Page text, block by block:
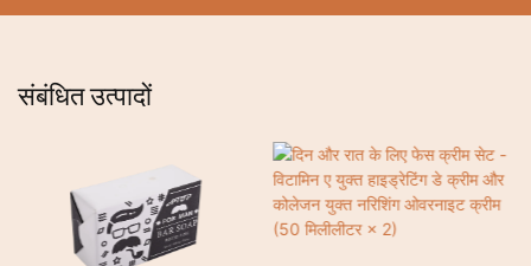
संबंधित उत्पादों